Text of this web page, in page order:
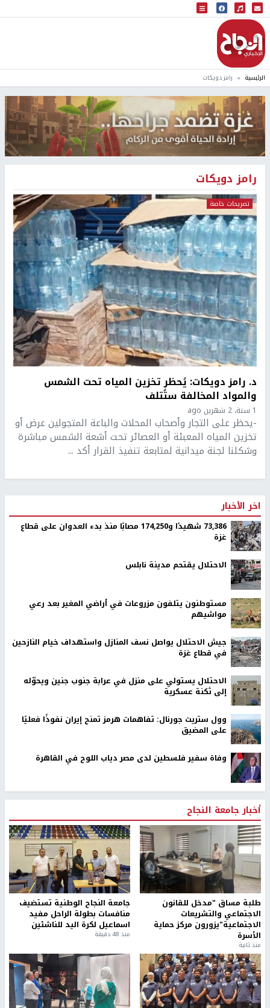
البث المباشر
إذاعة النجاح
الرئيسية رامز دويكات
رامز دويكات
تصريحات خاصة
د. رامز دويكات: يُحظر تخزين المياه تحت الشمس
والمواد المخالفة ستُتلف
1 سنة، 2 شهرين ago
-يحظر على التجار وأصحاب المحلات والباعة المتجولين عرض أو
تخزين المياه المعبئة أو العصائر تحت أشعة الشمس مباشرة
وشكلنا لجنة ميدانية لمتابعة تنفيذ القرار أكد ...
اخر الأخبار
73,386 شهيدًا و174,250 مصابًا منذ بدء العدوان على قطاع
غزة
الاحتلال يقتحم مدينة نابلس
مستوطنون يتلفون مزروعات في أراضي المغير بعد رعي
مواشيهم
جيش الاحتلال يواصل نسف المنازل واستهداف خيام النازحين
في قطاع غزة
الاحتلال يستولي على منزل في عرابة جنوب جنين ويحوّله
إلى ثكنة عسكرية
وول ستريت جورنال: تفاهمات هرمز تمنح إيران نفوذًا فعليًا
على المضيق
وفاة سفير فلسطين لدى مصر دياب اللوح في القاهرة
أخبار جامعة النجاح
طلبة مساق "مدخل للقانون
الاجتماعي والتشريعات
الاجتماعية"يزورون مركز حماية
الأسرة
منذ ثانية
جامعة النجاح الوطنية تستضيف
منافسات بطولة الراحل مفيد
اسماعيل لكرة اليد للناشئين
منذ 48 دقيقة